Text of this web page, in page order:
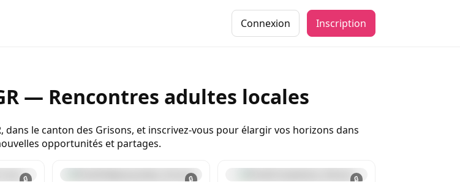
Connexion Inscription
— Rencontres adultes locales
dans le canton des Grisons, et inscrivez-vous pour élargir vos horizons dans
opportunités et partages.
🔒 🔒 🔒